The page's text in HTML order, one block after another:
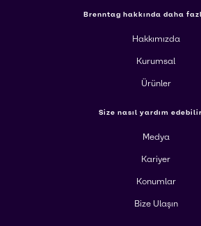
Brenntag hakkında daha
Hakkımızda
Kurumsal
Ürünler
Size nasıl yardım
Medya
Kariyer
Konumlar
Bize Ulaşın